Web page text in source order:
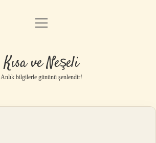
Anasayfa
Yasal Uyarı
menüyü
Kısa ve Neşeli
Anlık bilgilerle gününü şenlendir!